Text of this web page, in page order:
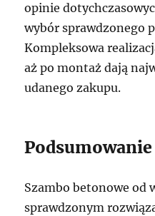
opinie
wybór sprawdzonego
Kompleksowa
aż po montaż dają
udanego zakupu.
Podsumowanie
Szambo betonowe od
sprawdzonym